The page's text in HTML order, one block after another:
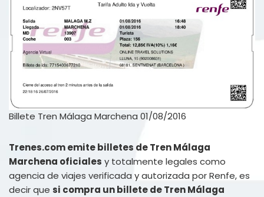
Billete Tren Málaga Marchena 01/08/2016
Trenes.com emite billetes de Tren Málaga
Marchena oficiales y totalmente legales como
agencia de viajes verificada y autorizada por Renfe, es
decir que si compra un billete de Tren Málaga